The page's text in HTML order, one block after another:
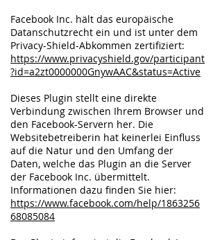
Facebook Inc. hält das europäische
Datanschutzrecht ein und ist unter dem
Privacy-Shield-Abkommen zertifiziert:
https://www.privacyshield.gov/participant
?id=a2zt0000000GnywAAC&status=Active
Dieses Plugin stellt eine direkte
Verbindung zwischen Ihrem Browser und
den Facebook-Servern her. Die
Websitebetreiberin hat keinerlei Einfluss
auf die Natur und den Umfang der
Daten, welche das Plugin an die Server
der Facebook Inc. übermittelt.
Informationen dazu finden Sie hier:
https://www.facebook.com/help/1863256
68085084